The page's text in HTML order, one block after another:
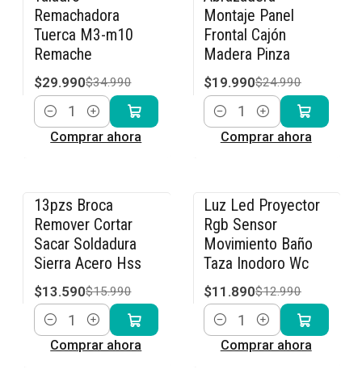
Remachadora
Tuerca M3-m10
Remache
$29.990$34.990
Cantidad
Comprar ahora
Montaje Panel
Frontal Cajón
Madera Pinza
$19.990$24.990
Cantidad
Comprar ahora
-15% OFF
13pzs Broca
Remover Cortar
Sacar Soldadura
Sierra Acero Hss
$13.590$15.990
Cantidad
Comprar ahora
-8% OFF
Luz Led Proyector
Rgb Sensor
Movimiento Baño
Taza Inodoro Wc
$11.890$12.990
Cantidad
Comprar ahora